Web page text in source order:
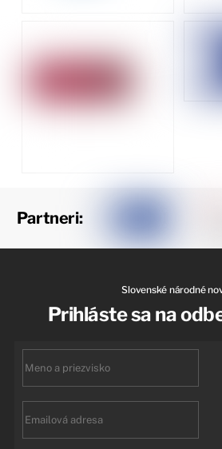
Partneri:
Slovenské národné
Prihláste sa na